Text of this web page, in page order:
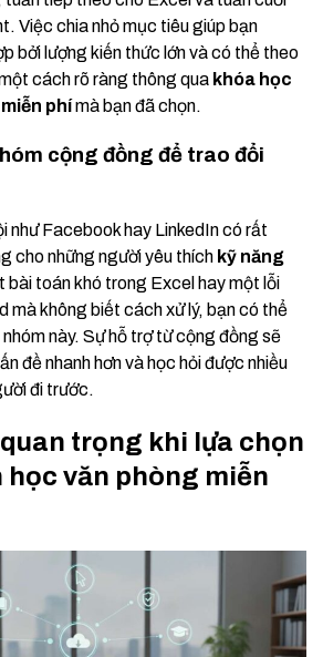
Việc chia nhỏ mục tiêu giúp bạn
bởi lượng kiến thức lớn và có thể theo
cách rõ ràng thông qua khóa học
phímà bạn đã chọn.
cộng đồng để trao đổi
như Facebook hay LinkedIn có rất
cho những người yêu thích kỹ năng
bài toán khó trong Excel hay một lỗi
mà không biết cách xử lý, bạn có thể
này. Sự hỗ trợ từ cộng đồng sẽ
đề nhanh hơn và học hỏi được nhiều
đi trước.
trọng khi lựa chọn
học văn phòng miễn